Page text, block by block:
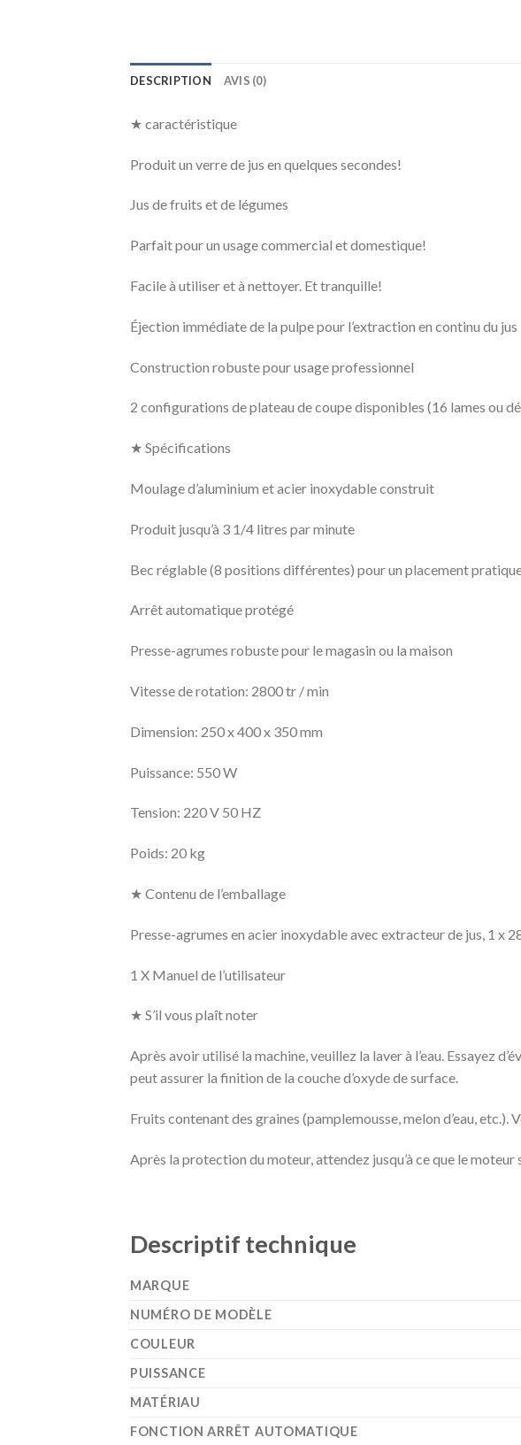
DESCRIPTION AVIS (0)
★ caractéristique
Produit un verre de jus en quelques secondes!
Jus de fruits et de légumes
Parfait pour un usage commercial et domestique!
Facile à utiliser et à nettoyer. Et tranquille!
Éjection immédiate de la pulpe pour l’extraction en continu du jus
Construction robuste pour usage professionnel
2 configurations de plateau de coupe disponibles (16 lames ou
★ Spécifications
Moulage d’aluminium et acier inoxydable construit
Produit jusqu’à 3 1/4 litres par minute
Bec réglable (8 positions différentes) pour un placement
Arrêt automatique protégé
Presse-agrumes robuste pour le magasin ou la maison
Vitesse de rotation: 2800 tr / min
Dimension: 250 x 400 x 350 mm
Puissance: 550 W
Tension: 220 V 50 HZ
Poids: 20 kg
★ Contenu de l’emballage
Presse-agrumes en acier inoxydable avec extracteur de jus, 1 x
1 X Manuel de l’utilisateur
★ S’il vous plaît noter
Après avoir utilisé la machine, veuillez la laver à l’eau. Essayez
peut assurer la finition de la couche d’oxyde de surface.
Fruits contenant des graines (pamplemousse, melon d’eau,
Après la protection du moteur, attendez jusqu’à ce que le
Descriptif technique
MARQUE
NUMÉRO DE MODÈLE
COULEUR
PUISSANCE
MATÉRIAU
FONCTION ARRÊT AUTOMATIQUE